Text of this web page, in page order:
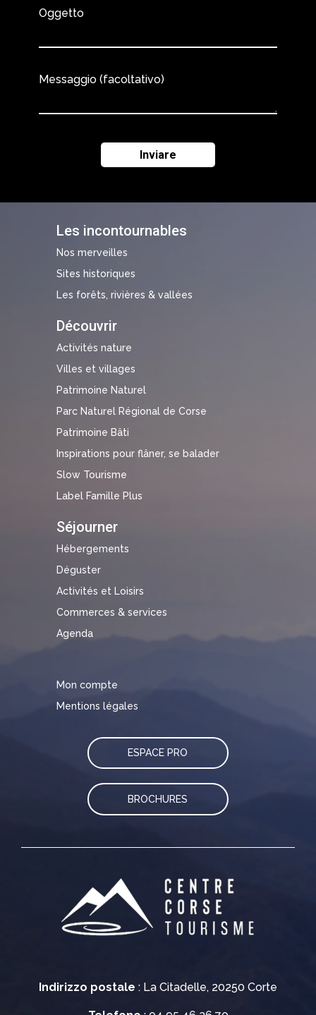
Indirizzo postale : La Citadelle, 20250 Corte
Les incontournables
Nos merveilles
Sites historiques
Les forêts, rivières & vallées
Découvrir
Activités nature
Villes et villages
Patrimoine Naturel
Parc Naturel Régional de Corse
Patrimoine Bâti
Inspirations pour flâner, se balader
Slow Tourisme
Label Famille Plus
Séjourner
Hébergements
Déguster
Activités et Loisirs
Commerces & services
Agenda
Mon compte
Mentions légales
ESPACE PRO
BROCHURES
Oggetto
Messaggio (facoltativo)